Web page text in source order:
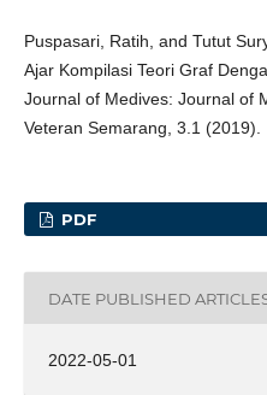
Puspasari, Ratih, and Tutut
Ajar Kompilasi Teori Graf
Journal of Medives: Journal of
Veteran Semarang, 3.1 (2019).
PDF
DATE PUBLISHED
2022-05-01